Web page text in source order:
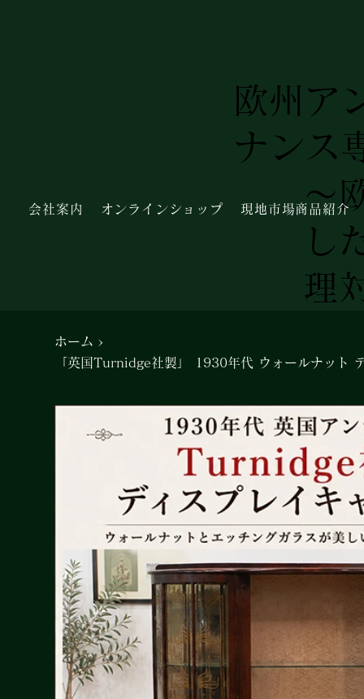
欧州ア
ナンス
～
し
理
会社案内 オンラインショップ 現地市場商品紹介
ホーム >
「英国Turnidge社製」 1930年代 ウォールナット